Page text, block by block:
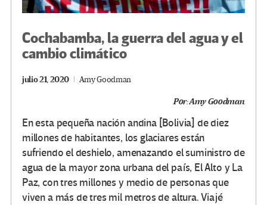
Cochabamba, la guerra del agua y el
cambio climático
julio 21, 2020 Amy Goodman
Por:Amy Goodman.
En esta pequeña nación andina [Bolivia] de diez
millones de habitantes, los glaciares están
sufriendo el deshielo, amenazando el suministro de
agua de la mayor zona urbana del país, El Alto y La
Paz, con tres millones y medio de personas que
viven a más de tres mil metros de altura. Viajé